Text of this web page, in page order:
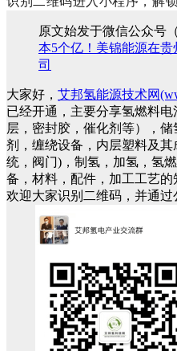
原文始发于微信公众号
本5个亿！美锦能源在
司
大家好， 艾邦氢能源技术网
已经开通，主要分享氢燃料
层，密封胶，催化剂等），
剂，缠绕设备，内层塑料及
统，阀门)，制氢，加氢，氢
备，材料，配件，加工工艺的
欢迎大家识别二维码，并通